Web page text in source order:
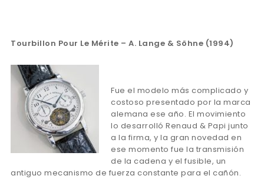
Tourbillon Pour Le Mérite – A. Lange & Söhne (1994)
Fue el modelo más complicado y
costoso presentado por la marca
alemana ese año. El movimiento
lo desarrolló Renaud & Papi junto
a la firma, y la gran novedad en
ese momento fue la transmisión
de la cadena y el fusible, un
antiguo mecanismo de fuerza constante para el cañón.